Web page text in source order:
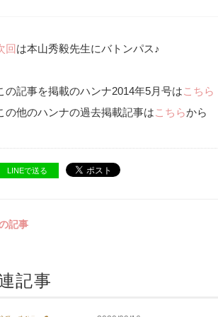
回は本山秀毅先生にバトンパス♪
の記事を掲載のハンナ2014年5月号はこちら
の他のハンナの過去掲載記事はこちらから
LINEで送る
記事
記事